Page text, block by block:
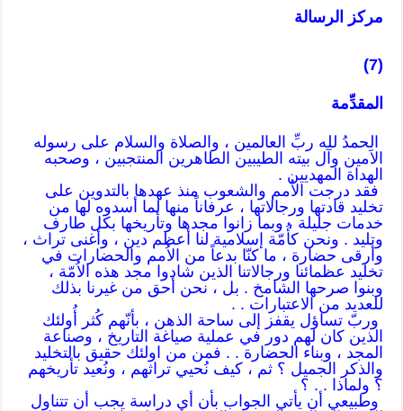
مركز الرسالة
(7)
المقدِّمة
الحمدُ لله ربِّ العالمين ، والصلاة والسلام على رسوله
الاَمين وآل بيته الطيبين الطاهرين المنتجبين ، وصحبه
الهداة المهديين .
فقد درجت الاُمم والشعوب منذ عهدها بالتدوين على
تخليد قادتها ورجالاتها ، عرفاناً منها لما أسدوه لها من
خدمات جليلة ، وبما زانوا مجدها وتأريخها بكل طارف
وتليد . ونحن كأُمّة إسلامية لنا أعظم دين ، وأغنى تراث ،
وأرقى حضارة ، ما كنّا بدعاً من الاُمم والحضارات في
تخليد عظمائنا ورجالاتنا الذين شادوا مجد هذه الاُمّة ،
وبنوا صرحها الشامخ . بل ، نحن أحق من غيرنا بذلك
للعديد من الاعتبارات . .
وربّ تساؤل يقفز إلى ساحة الذهن ، بأنّهم كُثر أُولئك
الذين كان لهم دور في عملية صياغة التاريخ ، وصناعة
المجد ، وبناء الحضارة . . فمن من اولئك حقيق بالتخليد
والذكر الجميل ؟ ثم ، كيف نُحيي تراثهم ، ونُعيد تأريخهم
؟ ولماذا . . ؟
وطبيعي أن يأتي الجواب بأن أي دراسة يجب أن تتناول